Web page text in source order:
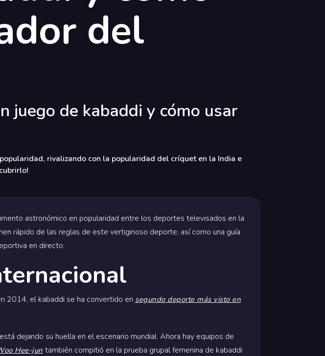
del
juego de kabaddi y cómo usar
rivalizando con la popularidad del críquet en la India e
astronómico en popularidad entre los deportes televisados en la
rápido de las reglas de este vertiginoso deporte, así como una guía
en directo.
2014, el kabaddi se ha convertido en segundo deporte más visto en
dejando su huella en el escenario mundial. Ahora hay equipos de
Hee-jun también compitió en la prueba grupal femenina de kabaddi